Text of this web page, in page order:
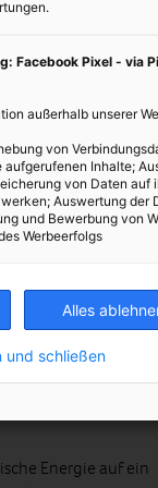
Allerdings
Sektoren
Sektor
Energie
zur
Energie auf ein
Facebook Pixel - via
außerhalb unserer
von
aufgerufenen Inhalte;
von Daten auf
Auswertung der
und Bewerbung von
Werbeerfolgs
Alles
und schließen